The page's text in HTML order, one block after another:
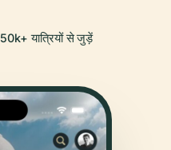
50k+ यात्रियों से जुड़ें